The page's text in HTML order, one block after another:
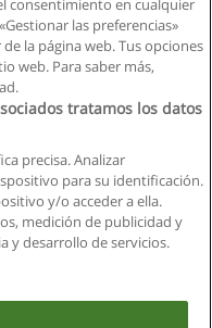
- CIF : B-95610580: -
consentimiento en cualquier
las preferencias»
la página web. Tus opciones
web. Para saber más,
tratamos los datos
precisa. Analizar
para su identificación.
y/o acceder a ella.
medición de publicidad y
y desarrollo de servicios.